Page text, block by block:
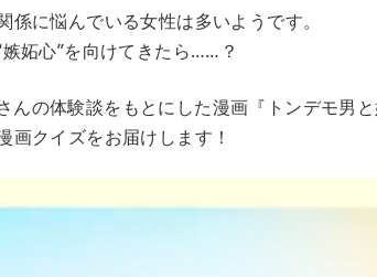
に悩んでいる女性は多いようです。
妬心”を向けてきたら……？
の体験談をもとにした漫画『トンデモ男と
画クイズをお届けします！